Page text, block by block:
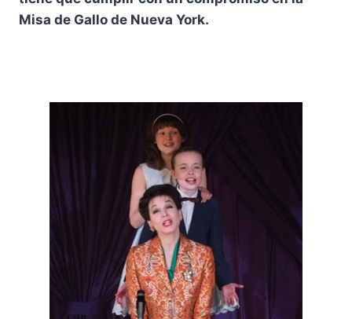
Misa de Gallo de Nueva York.